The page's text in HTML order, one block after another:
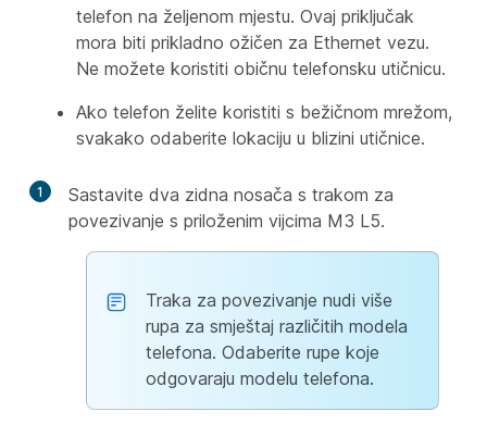
telefon na željenom mjestu. Ovaj priključak
mora biti prikladno ožičen za Ethernet vezu.
Ne možete koristiti običnu telefonsku utičnicu.
Ako telefon želite koristiti s bežičnom mrežom,
svakako odaberite lokaciju u blizini utičnice.
1
Sastavite dva zidna nosača s trakom za
povezivanje s priloženim vijcima M3 L5.
Traka za povezivanje nudi više
rupa za smještaj različitih modela
telefona. Odaberite rupe koje
odgovaraju modelu telefona.